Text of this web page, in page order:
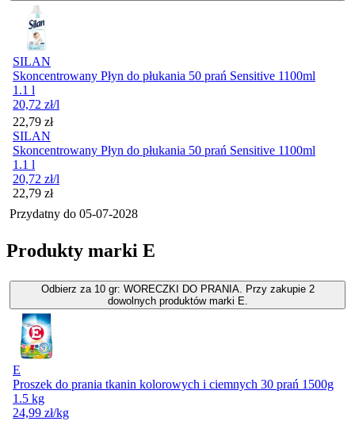
SILAN
Skoncentrowany Płyn do płukania 50 prań Sensitive 1100ml
1.1 l
20,72 zł/l
Cena
22,79 zł
SILAN
Skoncentrowany Płyn do płukania 50 prań Sensitive 1100ml
1.1 l
20,72 zł/l
Cena
22,79 zł
Przydatny do 05-07-2028
Produkty marki E
Odbierz za 10 gr: WORECZKI DO PRANIA. Przy zakupie 2
dowolnych produktów marki E.
E
Proszek do prania tkanin kolorowych i ciemnych 30 prań 1500g
1.5 kg
24,99 zł/kg